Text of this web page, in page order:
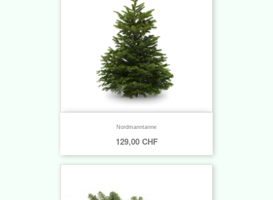
Nordmanntanne
129,00 CHF